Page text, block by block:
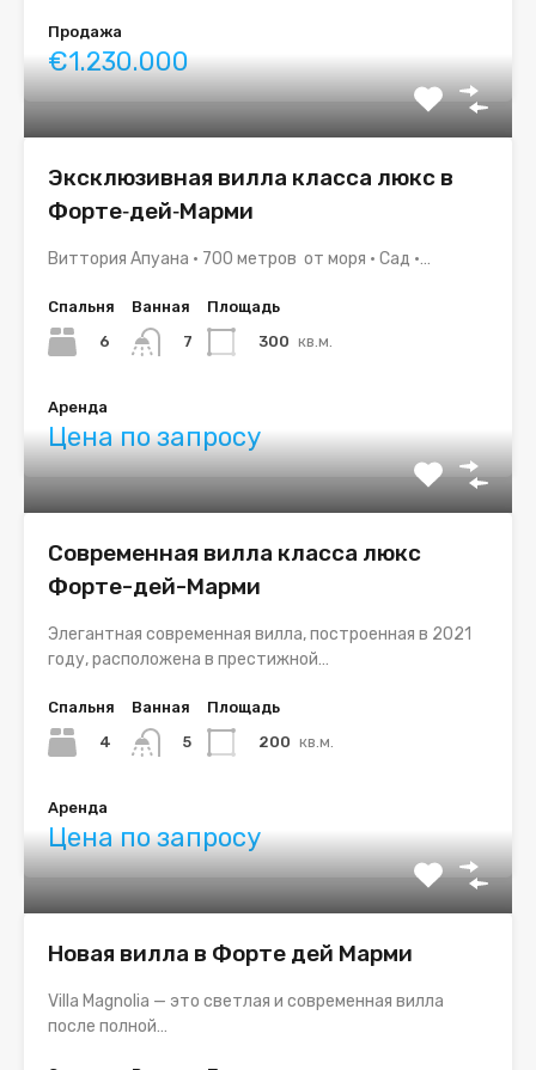
Продажа
€1.230.000
Эксклюзивная вилла класса люкс в
Форте‑дей‑Марми
Виттория Апуана • 700 метров от моря • Сад •…
Спальня
6
Ванная
7
Площадь
300 кв.м.
Аренда
Цена по запросу
Современная вилла класса люкс
Форте-дей-Марми
Элегантная современная вилла, построенная в 2021
году, расположена в престижной…
Спальня
4
Ванная
5
Площадь
200 кв.м.
Аренда
Цена по запросу
Новая вилла в Форте дей Марми
Villa Magnolia — это светлая и современная вилла
после полной…